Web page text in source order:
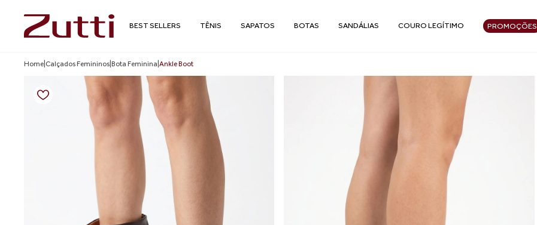
BEST SELLERS TÊNIS SAPATOS BOTAS SANDÁLIAS COURO LEGÍTIMO PROMOÇÕES
Home Calçados Femininos Bota Feminina Ankle Boot